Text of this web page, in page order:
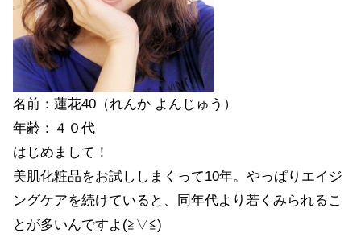
名前：蓮花40（れんか よんじゅう）
年齢：４０代
はじめまして！
美肌化粧品をお試ししまくって10年。やっぱりエイジ
ングケアを続けていると、同年代より若くみられるこ
とが多いんですよ(≧▽≦)